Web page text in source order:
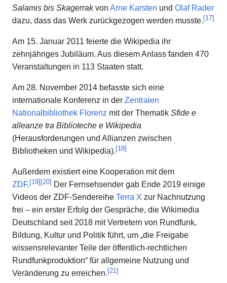
Salamis bis Skagerrakvon Arne Karsten und Olaf Rader
dazu, dass das Werk zurückgezogen werden musste.[17]
Am 15. Januar 2011 feierte die Wikipedia ihr
zehnjähriges Jubiläum. Aus diesem Anlass fanden 470
Veranstaltungen in 113 Staaten statt.
Am 28. November 2014 befasste sich eine
internationale Konferenz in der Zentralen
Nationalbibliothek Florenz mit der Thematik Sfide e
alleanze tra Biblioteche e Wikipedia
(Herausforderungen und Allianzen zwischen
Bibliotheken und Wikipedia).[18]
Außerdem existiert eine Kooperation mit dem
ZDF.[19][20] Der Fernsehsender gab Ende 2019 einige
Videos der ZDF-Sendereihe Terra X zur Nachnutzung
frei – ein erster Erfolg der Gespräche, die Wikimedia
Deutschland seit 2018 mit Vertretern von Rundfunk,
Bildung, Kultur und Politik führt, um „die Freigabe
wissensrelevanter Teile der öffentlich-rechtlichen
Rundfunkproduktion“ für allgemeine Nutzung und
Veränderung zu erreichen.[21]